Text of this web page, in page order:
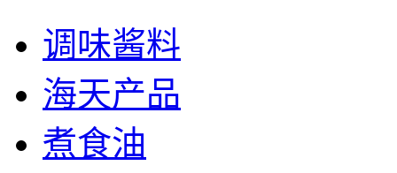
调味酱料
海天产品
煮食油